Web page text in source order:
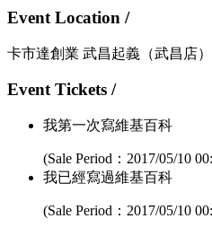
Event Location /
卡市達創業 武昌起義（武昌店）
Event Tickets /
我第一次寫維基百科
(Sale Period： 2017/05/10
我已經寫過維基百科
(Sale Period： 2017/05/10